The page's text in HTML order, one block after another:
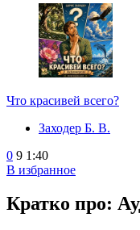
Что красивей всего?
Заходер Б. В.
0 9 1:40
В избранное
Кратко про: